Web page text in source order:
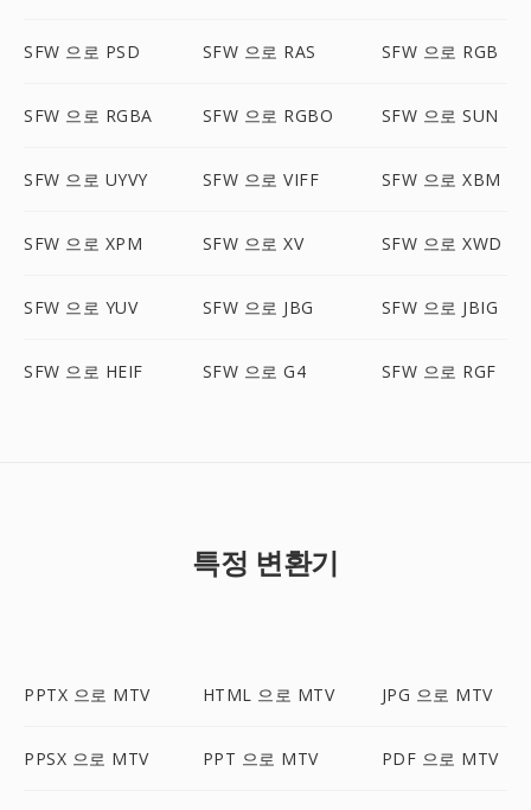
SFW 으로 PSD SFW 으로 RAS SFW 으로 RGB
SFW 으로 RGBA SFW 으로 RGBO SFW 으로 SUN
SFW 으로 UYVY SFW 으로 VIFF SFW 으로 XBM
SFW 으로 XPM SFW 으로 XV SFW 으로 XWD
SFW 으로 YUV SFW 으로 JBG SFW 으로 JBIG
SFW 으로 HEIF SFW 으로 G4 SFW 으로 RGF
특정 변환기
PPTX 으로 MTV HTML 으로 MTV JPG 으로 MTV
PPSX 으로 MTV PPT 으로 MTV PDF 으로 MTV